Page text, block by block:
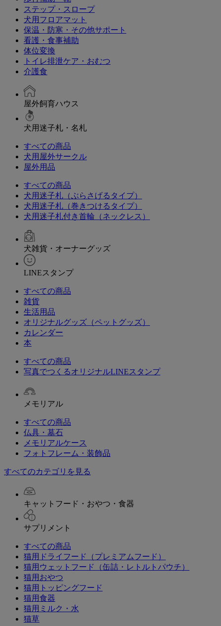
ステップ・スロープ
犬用フロアマット
保温・防寒・その他サポート
看護・食事補助
体位変換
トイレ排泄ケア・おむつ
介護食
屋外飼育ハウス
犬用迷子札・名札
すべての商品
犬用屋外サークル
屋外用品
すべての商品
犬用迷子札（ぶらさげるタイプ）
犬用迷子札（巻きつけるタイプ）
犬用迷子札付き首輪（ネックレス）
犬雑貨・オーナーグッズ
LINEスタンプ
すべての商品
雑貨
生活用品
オリジナルグッズ（ペットグッズ）
カレンダー
本
すべての商品
写真でつくるオリジナルLINEスタンプ
メモリアル
すべての商品
仏具・墓石
メモリアルケース
フォトフレーム・装飾品
すべてのカテゴリを見る
キャットフード・おやつ・食器
サプリメント
すべての商品
猫用ドライフード（プレミアムフード）
猫用ウェットフード（缶詰・レトルトパウチ）
猫用おやつ
猫用トッピングフード
猫用食器
猫用ミルク・水
猫草